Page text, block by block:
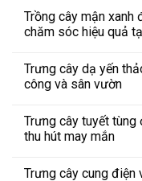
Trồng cây mận
chăm sóc hiệu quả
Trưng cây dạ yến
công và sân vườn
Trưng cây tuyết tùng
thu hút may mắn
Trưng cây cung điện